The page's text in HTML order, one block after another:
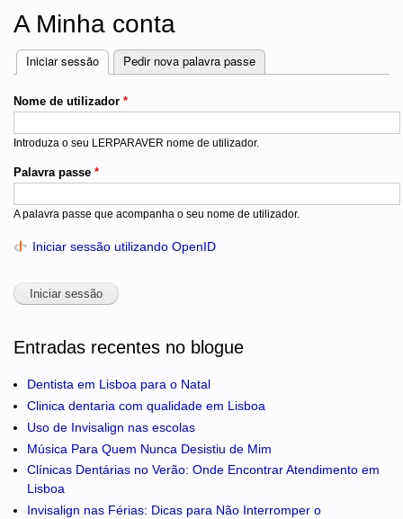
A Minha conta
Separadores
Iniciar sessão (separador ativo)
Pedir nova palavra passe
Nome de utilizador *
Introduza o seu LERPARAVER nome de utilizador.
Palavra passe *
A palavra passe que acompanha o seu nome de utilizador.
Iniciar sessão utilizando OpenID
Entradas recentes no blogue
Dentista em Lisboa para o Natal
Clinica dentaria com qualidade em Lisboa
Uso de Invisalign nas escolas
Música Para Quem Nunca Desistiu de Mim
Clínicas Dentárias no Verão: Onde Encontrar Atendimento em
Lisboa
Invisalign nas Férias: Dicas para Não Interromper o